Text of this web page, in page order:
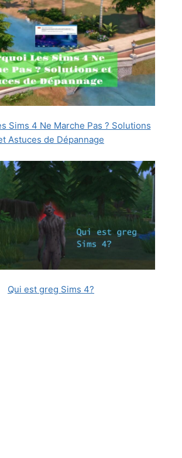
Sims 4 Ne Marche Pas ? Solutions
Astuces de Dépannage
Qui est greg Sims 4?